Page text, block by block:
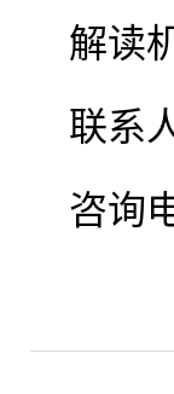
解读
联系
咨询